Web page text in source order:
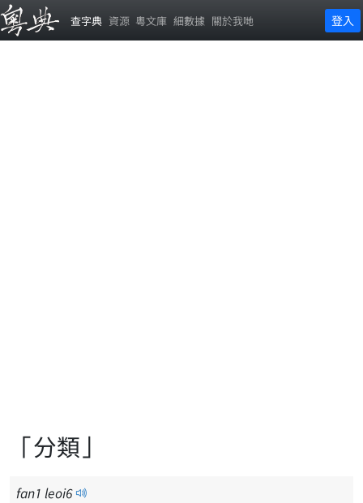
查字典 資源 粵文庫 細數據 關於我哋 登入
「分類」
fan1 leoi6